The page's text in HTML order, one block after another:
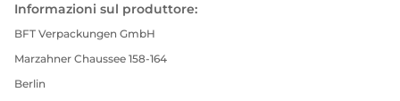
Informazioni sul produttore:
BFT Verpackungen GmbH
Marzahner Chaussee 158-164
Berlin